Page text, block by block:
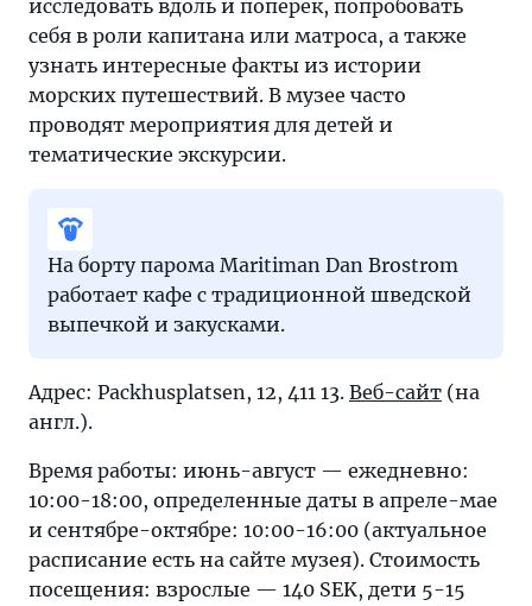
исследовать вдоль и поперек, попробовать
себя в роли капитана или матроса, а также
узнать интересные факты из истории
морских путешествий. В музее часто
проводят мероприятия для детей и
тематические экскурсии.
На борту парома Maritiman Dan Brostrom
работает кафе с традиционной шведской
выпечкой и закусками.
Адрес: Packhusplatsen, 12, 411 13. Веб-сайт (на
англ.).
Время работы: июнь-август — ежедневно:
10:00-18:00, определенные даты в апреле-мае
и сентябре-октябре: 10:00-16:00 (актуальное
расписание есть на сайте музея). Стоимость
посещения: взрослые — 140 SEK, дети 5-15